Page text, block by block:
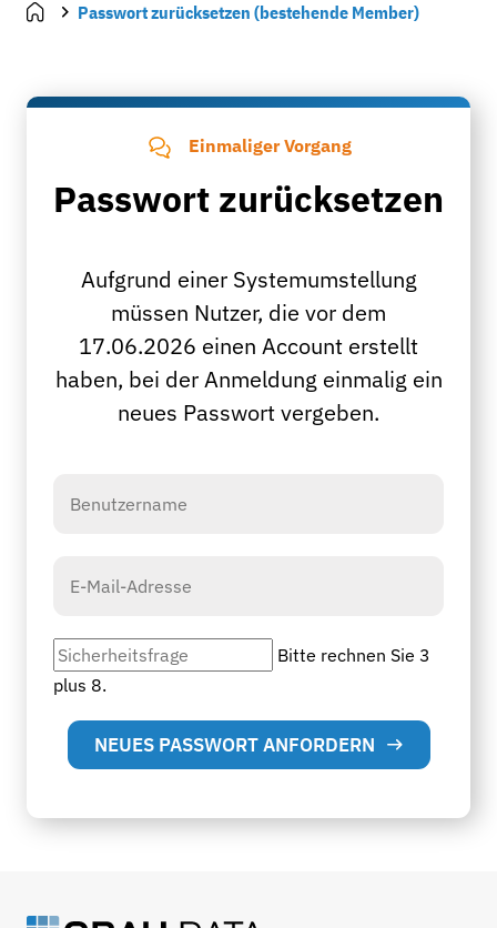
Passwort zurücksetzen (bestehende Member)
Einmaliger Vorgang
Passwort zurücksetzen
Aufgrund einer Systemumstellung
müssen Nutzer, die vor dem
17.06.2026 einen Account erstellt
haben, bei der Anmeldung einmalig ein
neues Passwort vergeben.
Bitte rechnen Sie 3
plus 8.
NEUES PASSWORT ANFORDERN